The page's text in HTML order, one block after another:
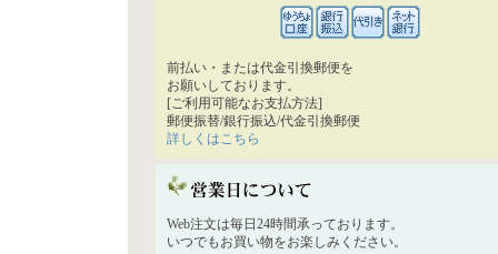
前払い・または代金引換郵便を
お願いしております。
[ご利用可能なお支払方法]
郵便振替/銀行振込/代金引換郵便
詳しくはこちら
Web注文は毎日24時間承っております。
いつでもお買い物をお楽しみください。